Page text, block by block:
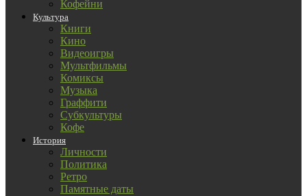
Кофейни
Культура
Книги
Кино
Видеоигры
Мультфильмы
Комиксы
Музыка
Граффити
Субкультуры
Кофе
История
Личности
Политика
Ретро
Памятные даты